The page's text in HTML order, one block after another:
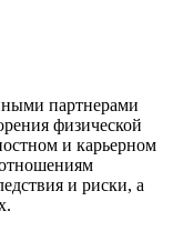
партнерами
физической
и карьерном
и риски, а